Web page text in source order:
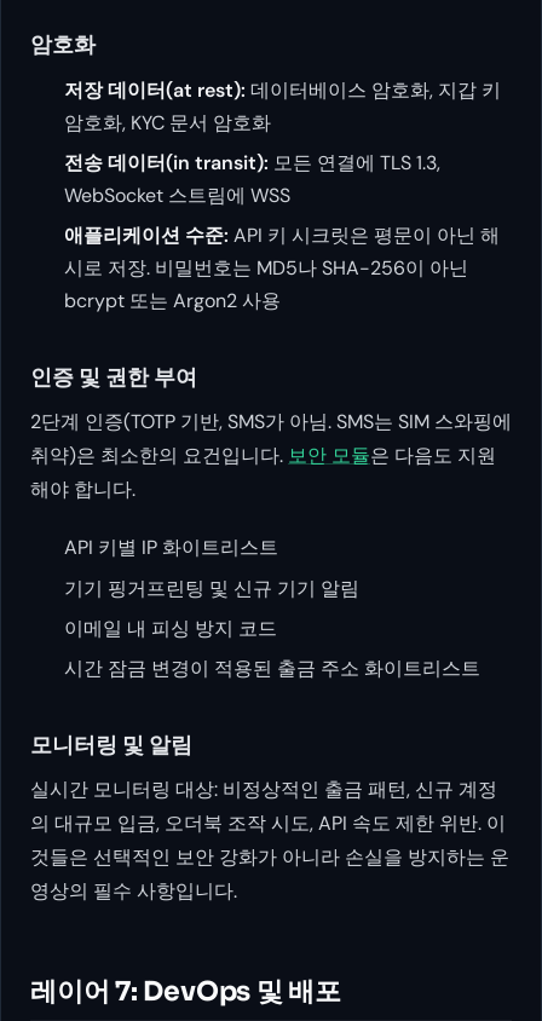
암호화
저장 데이터(at rest): 데이터베이스 암호화, 지갑 키
암호화, KYC 문서 암호화
전송 데이터(in transit): 모든 연결에 TLS 1.3,
WebSocket 스트림에 WSS
애플리케이션 수준: API 키 시크릿은 평문이 아닌 해
시로 저장. 비밀번호는 MD5나 SHA-256이 아닌
bcrypt 또는 Argon2 사용
인증 및 권한 부여
2단계 인증(TOTP 기반, SMS가 아님. SMS는 SIM 스와핑에
취약)은 최소한의 요건입니다. 보안 모듈은 다음도 지원
해야 합니다.
API 키별 IP 화이트리스트
기기 핑거프린팅 및 신규 기기 알림
이메일 내 피싱 방지 코드
시간 잠금 변경이 적용된 출금 주소 화이트리스트
모니터링 및 알림
실시간 모니터링 대상: 비정상적인 출금 패턴, 신규 계정
의 대규모 입금, 오더북 조작 시도, API 속도 제한 위반. 이
것들은 선택적인 보안 강화가 아니라 손실을 방지하는 운
영상의 필수 사항입니다.
레이어 7: DevOps 및 배포